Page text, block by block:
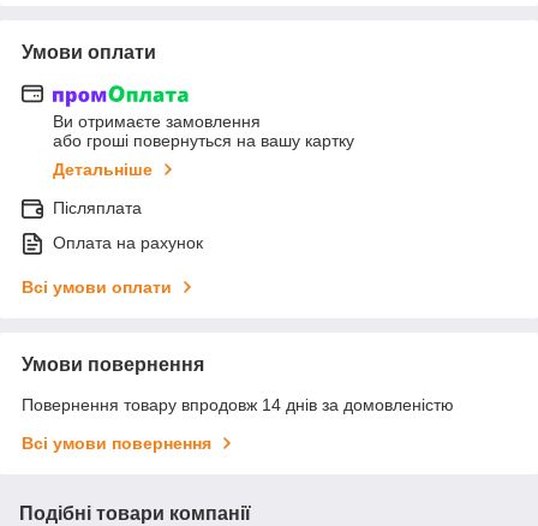
Умови оплати
Ви отримаєте замовлення
або гроші повернуться на вашу картку
Детальніше
Післяплата
Оплата на рахунок
Всі умови оплати
Умови повернення
Повернення товару впродовж 14 днів за домовленістю
Всі умови повернення
Подібні товари компанії